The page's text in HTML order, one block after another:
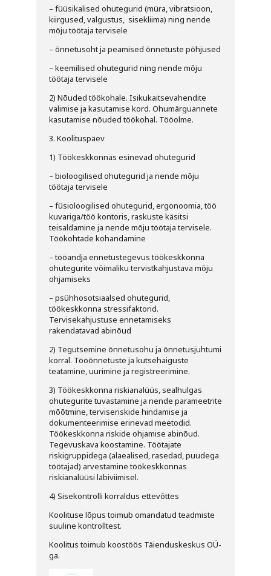
– füüsikalised ohutegurid (müra, vibratsioon,
kiirgused, valgustus, sisekliima) ning nende
mõju töötaja tervisele
– õnnetusoht ja peamised õnnetuste põhjused
– keemilised ohutegurid ning nende mõju
töötaja tervisele
2) Nõuded töökohale. Isikukaitsevahendite
valimise ja kasutamise kord. Ohumärguannete
kasutamise nõuded töökohal. Tööolme.
3. Koolituspäev
1) Töökeskkonnas esinevad ohutegurid
– bioloogilised ohutegurid ja nende mõju
töötaja tervisele
– füsioloogilised ohutegurid, ergonoomia, töö
kuvariga/töö kontoris, raskuste käsitsi
teisaldamine ja nende mõju töötaja tervisele.
Töökohtade kohandamine
– tööandja ennetustegevus töökeskkonna
ohutegurite võimaliku tervistkahjustava mõju
ohjamiseks
– psühhosotsiaalsed ohutegurid,
töökeskkonna stressifaktorid.
Tervisekahjustuse ennetamiseks
rakendatavad abinõud
2) Tegutsemine õnnetusohu ja õnnetusjuhtumi
korral. Tööõnnetuste ja kutsehaiguste
teatamine, uurimine ja registreerimine.
3) Töökeskkonna riskianalüüs, sealhulgas
ohutegurite tuvastamine ja nende parameetrite
mõõtmine, terviseriskide hindamise ja
dokumenteerimise erinevad meetodid.
Töökeskkonna riskide ohjamise abinõud.
Tegevuskava koostamine. Töötajate
riskigruppidega (alaealised, rasedad, puudega
töötajad) arvestamine töökeskkonnas
riskianalüüsi läbiviimisel.
4) Sisekontrolli korraldus ettevõttes
Koolituse lõpus toimub omandatud teadmiste
suuline kontrolltest.
Koolitus toimub koostöös Täienduskeskus OÜ-
ga.